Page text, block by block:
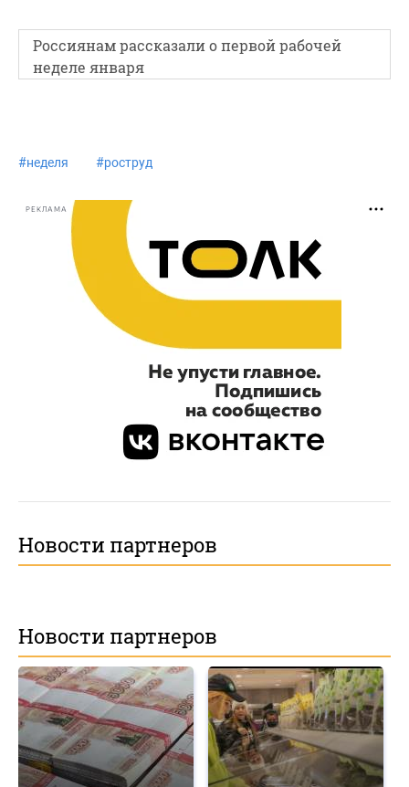
Россиянам рассказали о первой рабочей
неделе января
#неделя #роструд
РЕКЛАМА
Новости партнеров
Новости партнеров